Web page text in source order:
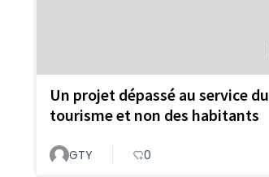
Un projet dépassé au service du
tourisme et non des habitants
GTY 0